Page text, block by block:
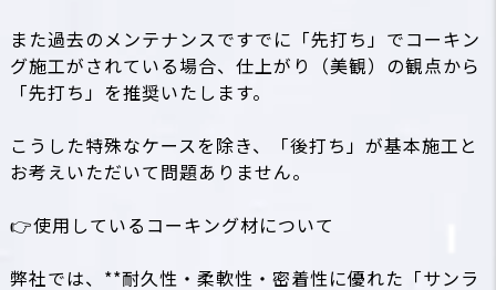
また過去のメンテナンスですでに「先打ち」でコーキン
グ施工がされている場合、仕上がり（美観）の観点から
「先打ち」を推奨いたします。
こうした特殊なケースを除き、「後打ち」が基本施工と
お考えいただいて問題ありません。
👉使用しているコーキング材について
弊社では、**耐久性・柔軟性・密着性に優れた「サンラ